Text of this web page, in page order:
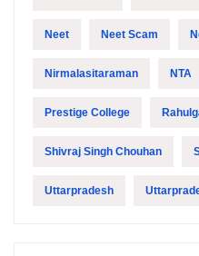
Neet Neet Scam
Nirmalasitaraman NTA
Prestige College
Shivraj Singh Chouhan
Uttarpradesh